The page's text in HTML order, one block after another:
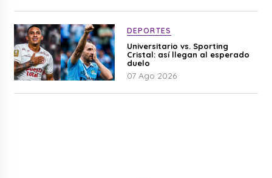
DEPORTES
Universitario vs. Sporting
Cristal: así llegan al esperado
duelo
07 Ago 2026